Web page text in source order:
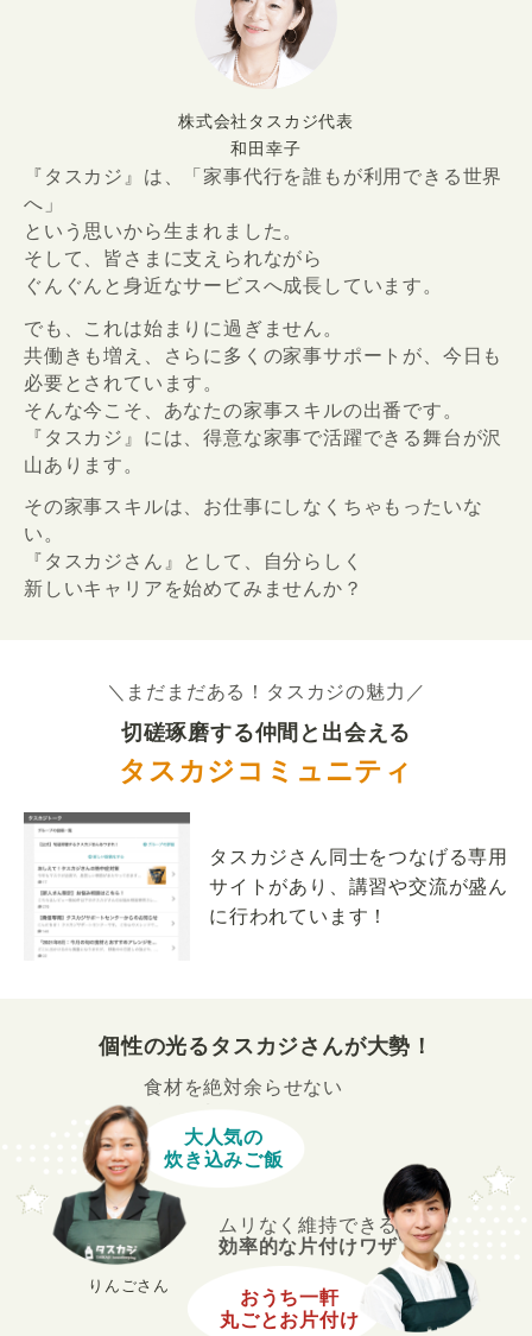
株式会社タスカジ代表
和田幸子
『タスカジ』は、「家事代行を誰もが利用できる世界
へ」
という思いから生まれました。
そして、皆さまに支えられながら
ぐんぐんと身近なサービスへ成長しています。
でも、これは始まりに過ぎません。
共働きも増え、さらに多くの家事サポートが、今日も
必要とされています。
そんな今こそ、あなたの家事スキルの出番です。
『タスカジ』には、得意な家事で活躍できる舞台が沢
山あります。
その家事スキルは、お仕事にしなくちゃもったいな
い。
『タスカジさん』として、自分らしく
新しいキャリアを始めてみませんか？
＼まだまだある！タスカジの魅力／
切磋琢磨する仲間と出会える
タスカジコミュニティ
タスカジさん同士をつなげる専用
サイトがあり、講習や交流が盛ん
に行われています！
個性の光るタスカジさんが大勢！
りんごさん
食材を絶対余らせない
大人気の
炊き込みご飯
ムリなく維持できる
効率的な片付けワザ
おうち一軒
丸ごとお片付け